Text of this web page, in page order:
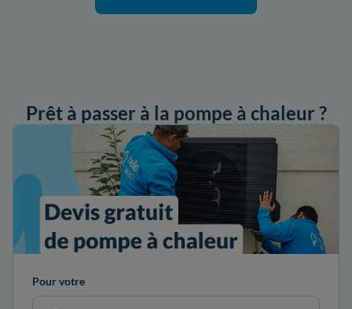
Prêt à passer à la pompe à chaleur ?
Pour votre